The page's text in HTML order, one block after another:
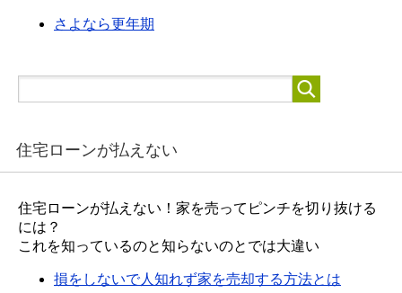
さよなら更年期
住宅ローンが払えない
住宅ローンが払えない！家を売ってピンチを切り抜ける
には？
これを知っているのと知らないのとでは大違い
損をしないで人知れず家を売却する方法とは